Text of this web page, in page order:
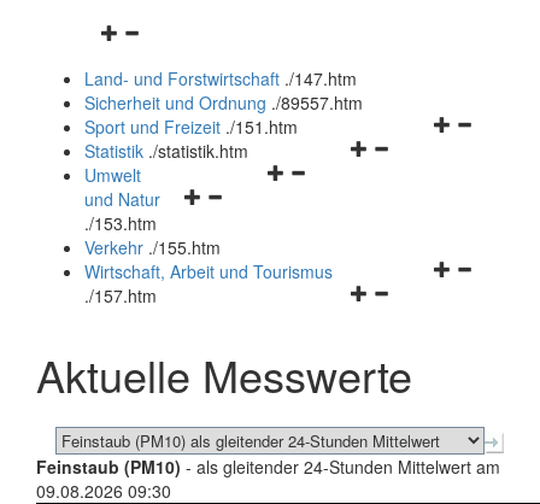
Navigationsmenü
und
schließen
Land- und Forstwirtschaft ./147.htm
Sicherheit und Ordnung ./89557.htm
Navigationsmenü
Sport und Freizeit ./151.htm
Navigationsmenü
Statistik ./statistik.htm
Navigationsmenü
und
schließen
Umwelt
und Natur
./153.htm
Verkehr ./155.htm
Navigationsmenü
schließen
Wirtschaft, Arbeit und Tourismus
./157.htm
Aktuelle Messwerte
Feinstaub (PM10) - als gleitender 24-Stunden Mittelwert am
09.08.2026 09:30